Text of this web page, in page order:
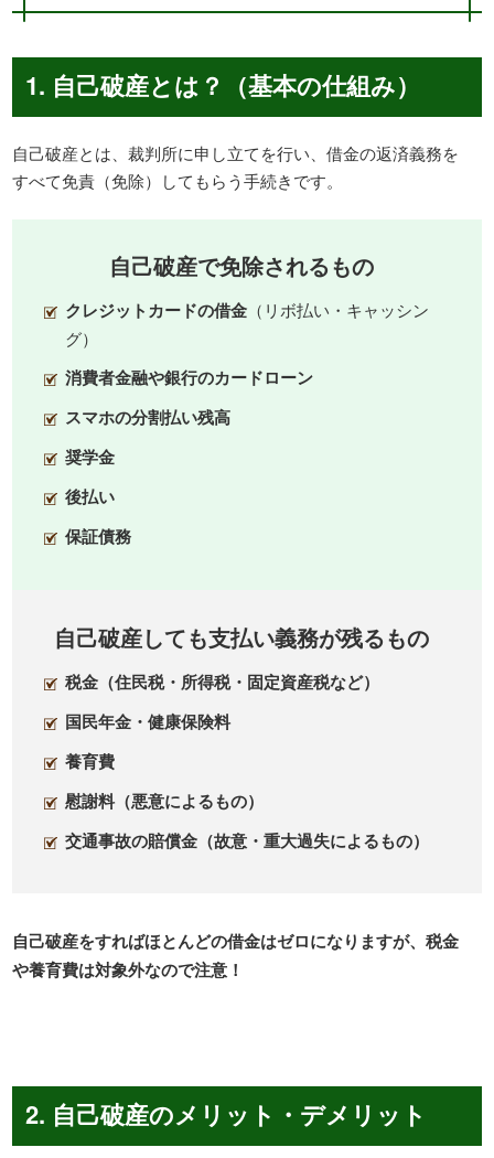
1. 自己破産とは？（基本の仕組み）
自己破産とは、裁判所に申し立てを行い、借金の返済義務を
すべて免責（免除）してもらう手続きです。
自己破産で免除されるもの
クレジットカードの借金 （リボ払い・キャッシン
グ）
消費者金融や銀行のカードローン
スマホの分割払い残高
奨学金
後払い
保証債務
自己破産しても支払い義務が残るもの
税金（住民税・所得税・固定資産税など）
国民年金・健康保険料
養育費
慰謝料（悪意によるもの）
交通事故の賠償金（故意・重大過失によるもの）
自己破産をすればほとんどの借金はゼロになりますが、税金
や養育費は対象外なので注意！
2. 自己破産のメリット・デメリット